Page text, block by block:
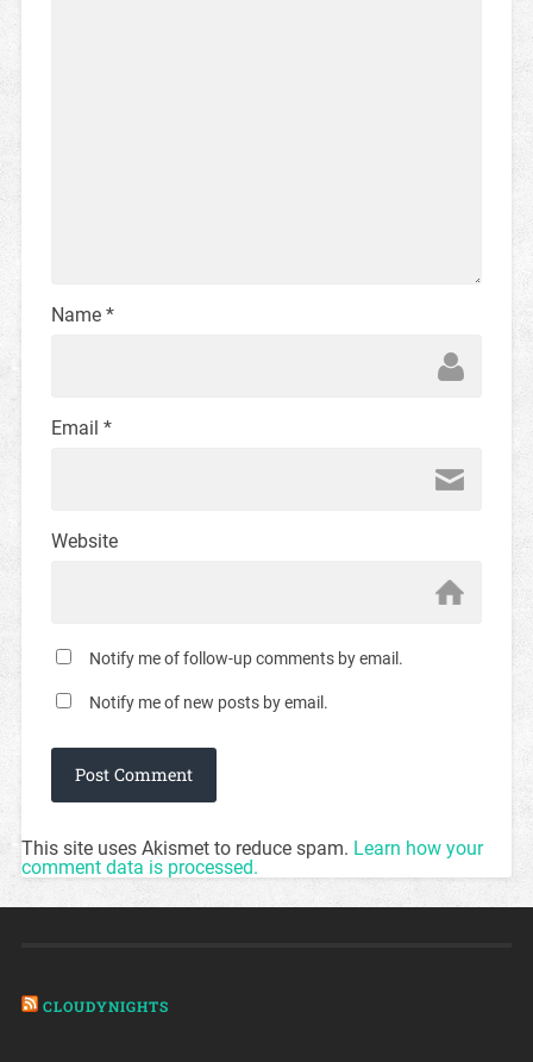
Name *
Email *
Website
Notify me of follow-up comments by email.
Notify me of new posts by email.
This site uses Akismet to reduce spam. Learn how your
comment data is processed.
CLOUDYNIGHTS